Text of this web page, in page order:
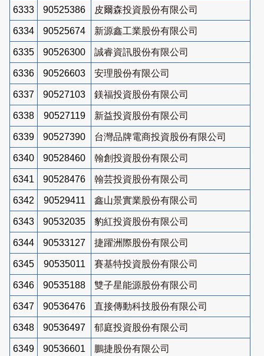
6333 90525386 皮爾森投資股份有限公司
6334 90525674 新源鑫工業股份有限公司
6335 90526300 誠睿資訊股份有限公司
6336 90526603 安理股份有限公司
6337 90527103 鎂福投資股份有限公司
6338 90527119 新益投資股份有限公司
6339 90527390 台灣品牌電商投資股份有限公司
6340 90528460 翰創投資股份有限公司
6341 90528476 翰芸投資股份有限公司
6342 90529411 鑫山景實業股份有限公司
6343 90532035 豹紅投資股份有限公司
6344 90533127 捷躍洲際股份有限公司
6345 90535011 賽基特投資股份有限公司
6346 90535188 雙子星能源股份有限公司
6347 90536476 直接傳動科技股份有限公司
6348 90536497 郁庭投資股份有限公司
6349 90536601 鵬捷股份有限公司